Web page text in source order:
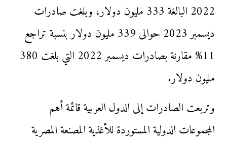
2022 البالغة 333 مليون دولار، وبلغت صادرات
ديسمبر 2023 حوالى 339 مليون دولار بنسبة تراجع
11% مقارنة بصادرات ديسمبر 2022 التي بلغت 380
مليون دولار.
وتربعت الصادرات إلى الدول العربية قائمة أهم
المجموعات الدولية المستوردة للأغذية المصنعة المصرية